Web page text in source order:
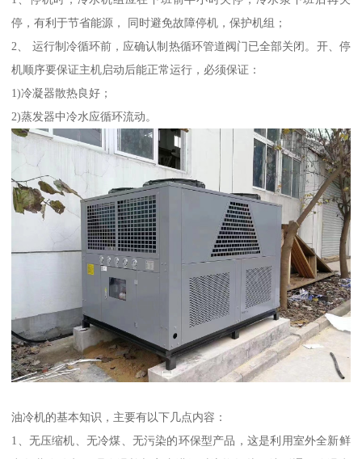
停，有利于节省能源， 同时避免故障停机，保护机组；
2、 运行制冷循环前，应确认制热循环管道阀门已全部关闭。开、停
机顺序要保证主机启动后能正常运行，必须保证：
1)冷凝器散热良好；
2)蒸发器中冷水应循环流动。
油冷机的基本知识，主要有以下几点内容：
1、无压缩机、无冷煤、无污染的环保型产品，这是利用室外全新鲜